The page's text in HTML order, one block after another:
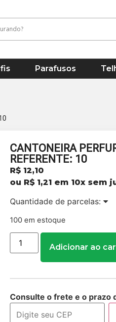
Parafusos
CANTONEIRA
REFERENTE: 10
R$ 12,10
ou R$ 1,21 em 10x sem
Quantidade de parcelas:
100 em estoque
Adicionar ao
Consulte o frete e o prazo